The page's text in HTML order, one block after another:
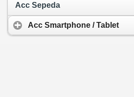
Acc Sepeda
Acc Smartphone / Tablet
Close Menu